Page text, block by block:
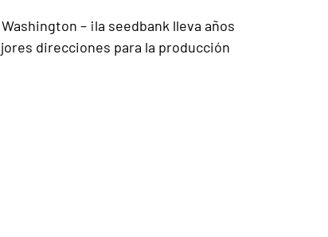
– ¡la seedbank lleva años
direcciones para la producción